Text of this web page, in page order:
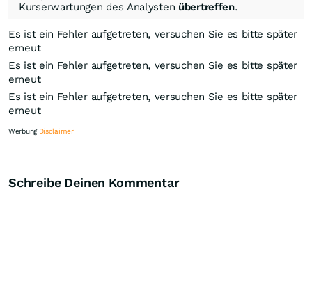
Kurserwartungen des Analysten übertreffen.
Es ist ein Fehler aufgetreten, versuchen Sie es bitte später
erneut
Es ist ein Fehler aufgetreten, versuchen Sie es bitte später
erneut
Es ist ein Fehler aufgetreten, versuchen Sie es bitte später
erneut
Werbung Disclaimer
Schreibe Deinen Kommentar